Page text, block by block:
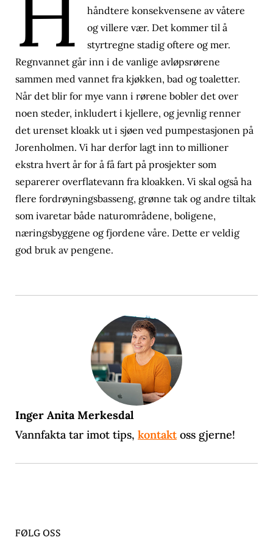
håndtere konsekvensene av våtere
og villere vær. Det kommer til å
styrtregne stadig oftere og mer.
Regnvannet går inn i de vanlige avløpsrørene
sammen med vannet fra kjøkken, bad og toaletter.
Når det blir for mye vann i rørene bobler det over
noen steder, inkludert i kjellere, og jevnlig renner
det urenset kloakk ut i sjøen ved pumpestasjonen på
Jorenholmen. Vi har derfor lagt inn to millioner
ekstra hvert år for å få fart på prosjekter som
separerer overflatevann fra kloakken. Vi skal også ha
flere fordrøyningsbasseng, grønne tak og andre tiltak
som ivaretar både naturområdene, boligene,
næringsbyggene og fjordene våre. Dette er veldig
god bruk av pengene.
Inger Anita Merkesdal
Vannfakta tar imot tips, kontaktoss gjerne!
FØLG OSS